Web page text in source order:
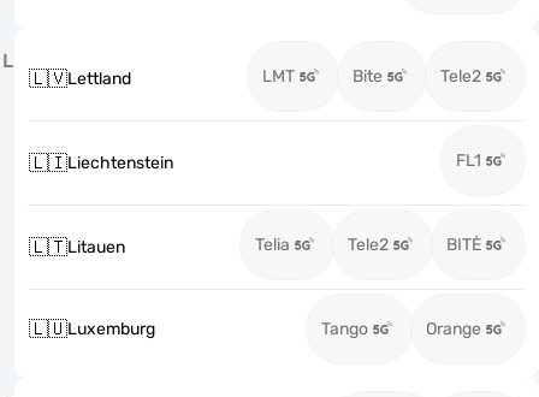
L
🇱🇻Lettland LMT Bite Tele2
🇱🇮Liechtenstein FL1
🇱🇹Litauen Telia Tele2 BITĖ
🇱🇺Luxemburg Tango Orange